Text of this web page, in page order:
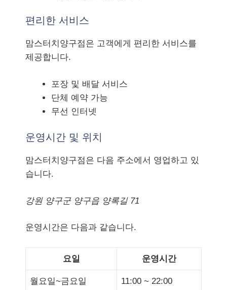
편리한 서비스
맘스터치양구점은 고객에게 편리한 서비스를
제공합니다.
포장 및 배달 서비스
단체 예약 가능
무선 인터넷
운영시간 및 위치
맘스터치양구점은 다음 주소에서 영업하고 있
습니다.
강원 양구군 양구읍 양록길 71
운영시간은 다음과 같습니다.
요일 운영시간
월요일~금요일 11:00 ~ 22:00